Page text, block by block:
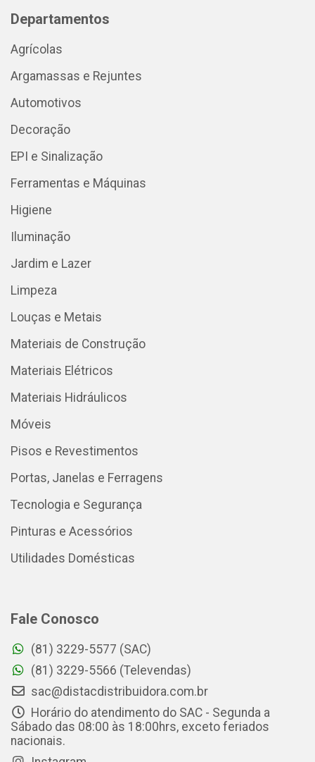
Departamentos
Agrícolas
Argamassas e Rejuntes
Automotivos
Decoração
EPI e Sinalização
Ferramentas e Máquinas
Higiene
Iluminação
Jardim e Lazer
Limpeza
Louças e Metais
Materiais de Construção
Materiais Elétricos
Materiais Hidráulicos
Móveis
Pisos e Revestimentos
Portas, Janelas e Ferragens
Tecnologia e Segurança
Pinturas e Acessórios
Utilidades Domésticas
Fale Conosco
(81) 3229-5577 (SAC)
(81) 3229-5566 (Televendas)
sac@distacdistribuidora.com.br
Horário do atendimento do SAC - Segunda a
Sábado das 08:00 às 18:00hrs, exceto feriados
nacionais.